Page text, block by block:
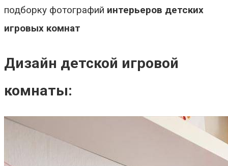
подборку фотографий интерьеров детских
игровых комнат
Дизайн детской игровой
комнаты: